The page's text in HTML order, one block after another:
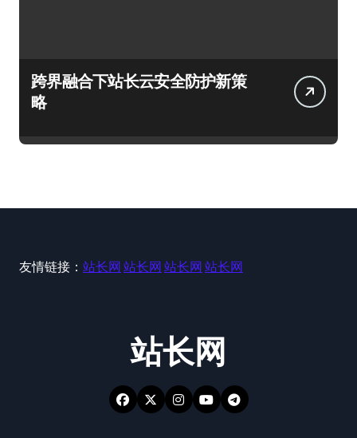
跨界融合下站长云安全防护新策
略
友情链接： 站长网 站长网 站长网 站长网
站长网